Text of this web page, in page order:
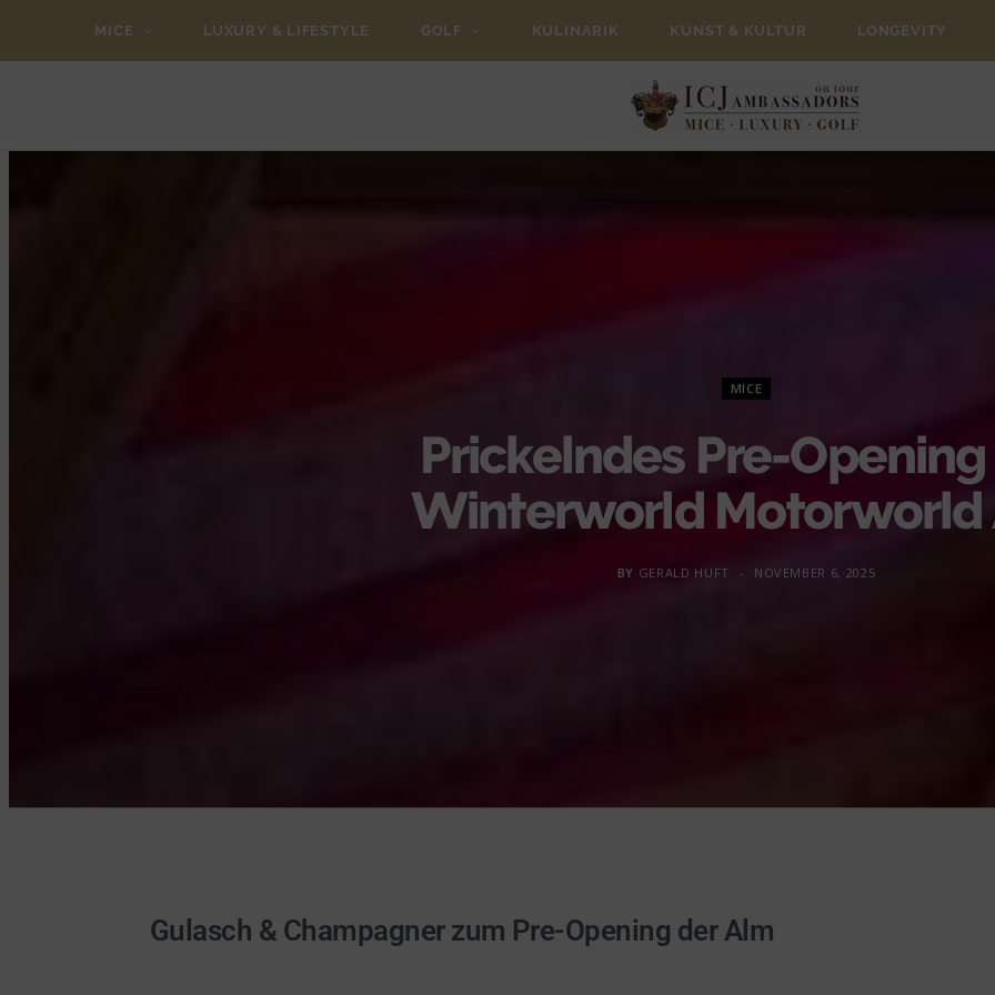
MICE LUXURY & LIFESTYLE GOLF KULINARIK KUNST & KULTUR LONGEVITY
MICE
Prickelndes Pre-
Winterworld Motorworld
BY GERALD HUFT NOVEMBER 6, 2025
Gulasch & Champagner zum Pre-Opening der Alm